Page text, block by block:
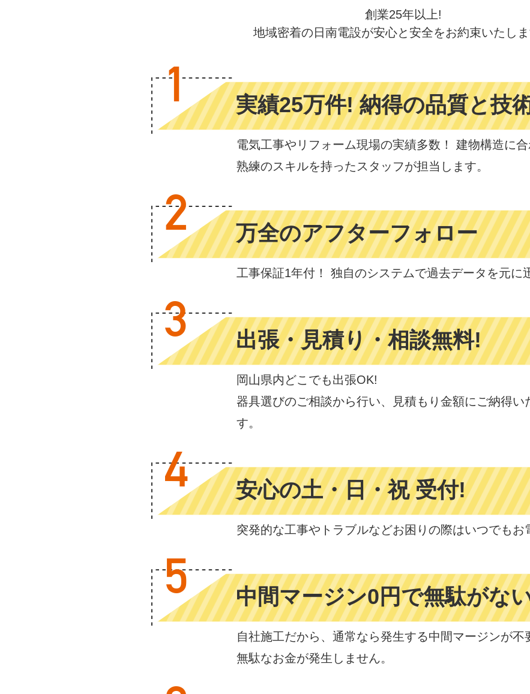
創業25年以上!
地域密着の日南電設が安心と安全をお約束いたしま
1 実績25万件!納得の品質と技
電気工事やリフォーム現場の実績多数！ 建物構造に合
熟練のスキルを持ったスタッフが担当します。
2 万全のアフターフォロー
工事保証1年付！ 独自のシステムで過去データを元に
3 出張・見積り・相談無料!
岡山県内どこでも出張OK!
器具選びのご相談から行い、見積もり金額にご納得い
す。
4 安心の土・日・祝 受付!
突発的な工事やトラブルなどお困りの際はいつでもお
5 中間マージン0円で無駄がな
自社施工だから、通常なら発生する中間マージンが不
無駄なお金が発生しません。